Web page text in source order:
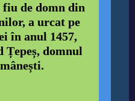
fiu de domn din
a urcat pe
în anul 1457,
domnul